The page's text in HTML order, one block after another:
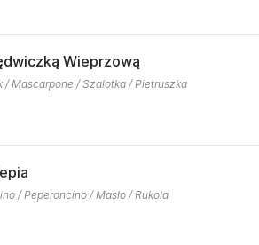
Wieprzową
/ Mascarpone / Szalotka / Pietruszka
/ Peperoncino / Masło / Rukola